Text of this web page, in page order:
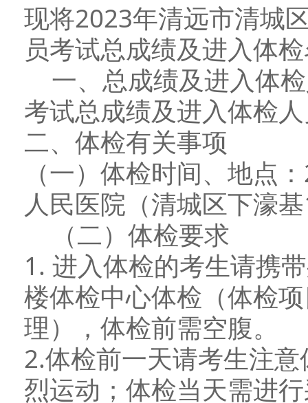
现将2023年清远市清城
员考试总成绩及进入体
一、总成绩及进入体
考试总成绩及进入体检
二、体检有关事项
（一）体检时间、地点
人民医院（清城区下濠
（二）体检要求
1. 进入体检的考生请携
楼体检中心体检（体检
理），体检前需空腹。
2.体检前一天请考生注
烈运动；体检当天需进